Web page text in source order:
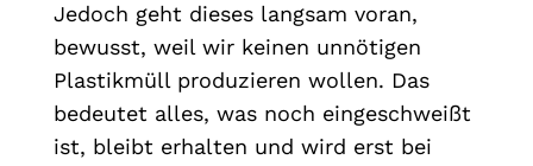
Jedoch geht dieses langsam voran,
bewusst, weil wir keinen unnötigen
Plastikmüll produzieren wollen. Das
bedeutet alles, was noch eingeschweißt
ist, bleibt erhalten und wird erst bei